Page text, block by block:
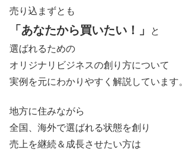
売り込まずとも
「あなたから買いたい！」
と
選ばれるための
オリジナリビジネスの創り方について
実例を元にわかりやすく解説しています。
地方に住みながら
全国、海外で選ばれる状態を創り
売上を継続＆成長させたい方は